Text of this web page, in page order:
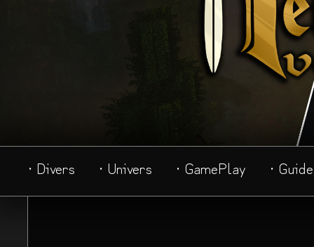
· Divers · Univers · GamePlay ·